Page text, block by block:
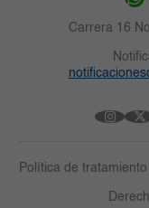
Carrera 16
Política de